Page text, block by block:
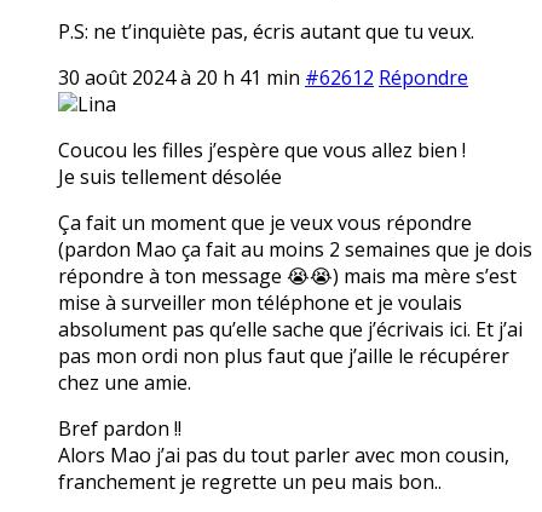
P.S: ne t’inquiète pas, écris autant que tu veux.
30 août 2024 à 20 h 41 min #62612 Répondre
Lina
Coucou les filles j’espère que vous allez bien !
Je suis tellement désolée
Ça fait un moment que je veux vous répondre
(pardon Mao ça fait au moins 2 semaines que je dois
répondre à ton message 😭😭) mais ma mère s’est
mise à surveiller mon téléphone et je voulais
absolument pas qu’elle sache que j’écrivais ici. Et j’ai
pas mon ordi non plus faut que j’aille le récupérer
chez une amie.
Bref pardon !!
Alors Mao j’ai pas du tout parler avec mon cousin,
franchement je regrette un peu mais bon..